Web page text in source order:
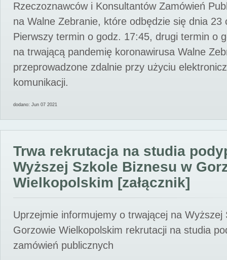
Rzeczoznawców i Konsultantów Zamówień
na Walne Zebranie, które odbędzie się dnia 23
Pierwszy termin o godz. 17:45, drugi termin o
na trwającą pandemię koronawirusa Walne
przeprowadzone zdalnie przy użyciu
komunikacji.
dodano: Jun 07 2021
Trwa rekrutacja na studia
Wyższej Szkole Biznesu w
Wielkopolskim [załącznik]
Uprzejmie informujemy o trwającej na Wyższej
Gorzowie Wielkopolskim rekrutacji na studia
zamówień publicznych